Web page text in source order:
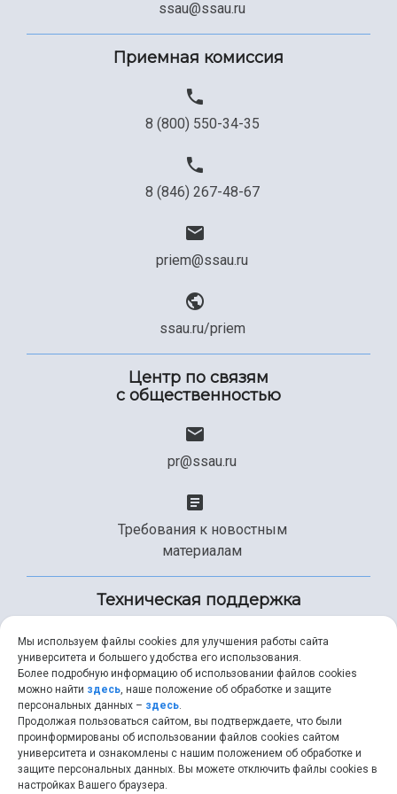
Сведения об образовательной организации
ssau@ssau.ru
Приемная комиссия
8 (800) 550-34-35
8 (846) 267-48-67
priem@ssau.ru
ssau.ru/priem
Центр по связям
с общественностью
pr@ssau.ru
Требования к новостным
материалам
Техническая поддержка
+7 (846) 267-49-99
help@ssau.ru
Мы используем файлы cookies для улучшения работы сайта
университета и большего удобства его использования.
Более подробную информацию об использовании файлов cookies
можно найти здесь, наше положение об обработке и защите
персональных данных – здесь.
Продолжая пользоваться сайтом, вы подтверждаете, что были
проинформированы об использовании файлов cookies сайтом
университета и ознакомлены с нашим положением об обработке и
защите персональных данных. Вы можете отключить файлы cookies в
настройках Вашего браузера.